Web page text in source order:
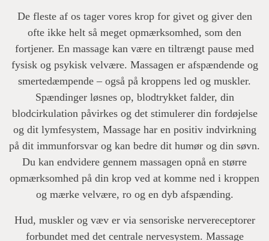
De fleste af os tager vores krop for givet og giver den
ofte ikke helt så meget opmærksomhed, som den
fortjener. En massage kan være en tiltrængt pause med
fysisk og psykisk velvære. Massagen er afspændende og
smertedæmpende – også på kroppens led og muskler.
Spændinger løsnes op, blodtrykket falder, din
blodcirkulation påvirkes og det stimulerer din fordøjelse
og dit lymfesystem, Massage har en positiv indvirkning
på dit immunforsvar og kan bedre dit humør og din søvn.
Du kan endvidere gennem massagen opnå en større
opmærksomhed på din krop ved at komme ned i kroppen
og mærke velvære, ro og en dyb afspænding.
Hud, muskler og væv er via sensoriske nervereceptorer
forbundet med det centrale nervesystem. Massage